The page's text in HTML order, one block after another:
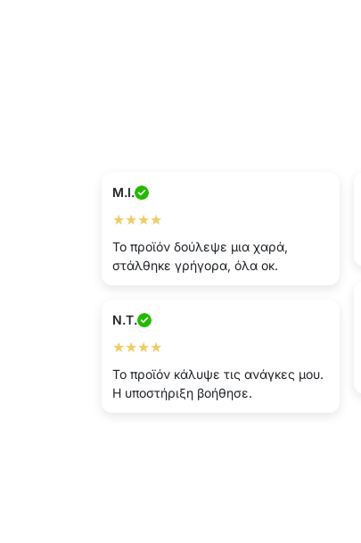
M.I.
★★★★
Το προϊόν δούλεψε μια χαρά,
στάλθηκε γρήγορα, όλα οκ.
N.T.
★★★★
Το προϊόν κάλυψε τις ανάγκες μου.
Η υποστήριξη βοήθησε.